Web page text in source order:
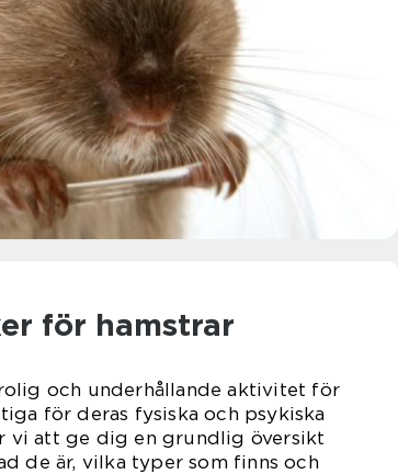
för hamstrar
och underhållande aktivitet för
för deras fysiska och psykiska
vi att ge dig en grundlig översikt
de är, vilka typer som finns och